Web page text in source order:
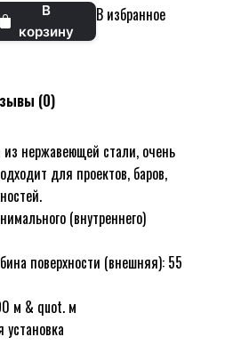
В
корзину
В избранное
(0)
нержавеющей стали, очень
для проектов, баров,
(внутреннего)
поверхности (внешняя): 55
м & quot. м
кто оставил отзыв на
одинарная из
Toro GD4343F
опубликован.
помечены*